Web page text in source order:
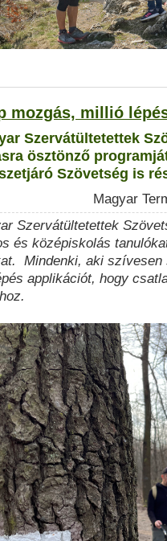
mozgás, millió
Szervátültetettek
ösztönző
Szövetség is
Magyar
Szervátültetettek
és középiskolás
Mindenki, aki
applikációt, hogy